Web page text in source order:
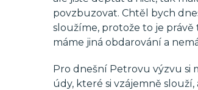
povzbuzovat. Chtěl bych
sloužíme, protože to je
máme jiná obdarování a
Pro dnešní Petrovu výzvu si
údy, které si vzájemně